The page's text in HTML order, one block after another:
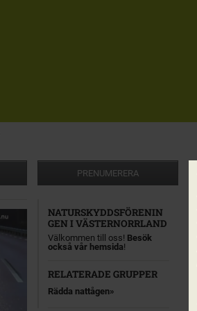
PRENUMERERA
NATURSKYDDSFÖRENIN
GEN I VÄSTERNORRLAND
Välkommen till oss! Besök
också vår hemsida!
RELATERADE GRUPPER
Rädda nattågen